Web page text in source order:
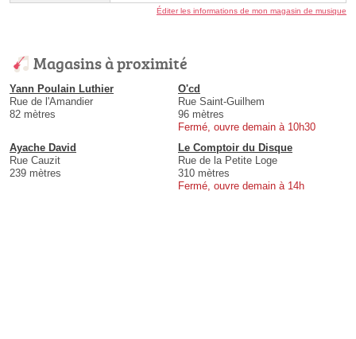
Éditer les informations de mon magasin de musique
Magasins à proximité
Yann Poulain Luthier
Rue de l'Amandier
82 mètres
O'cd
Rue Saint-Guilhem
96 mètres
Fermé, ouvre demain à 10h30
Ayache David
Rue Cauzit
239 mètres
Le Comptoir du Disque
Rue de la Petite Loge
310 mètres
Fermé, ouvre demain à 14h